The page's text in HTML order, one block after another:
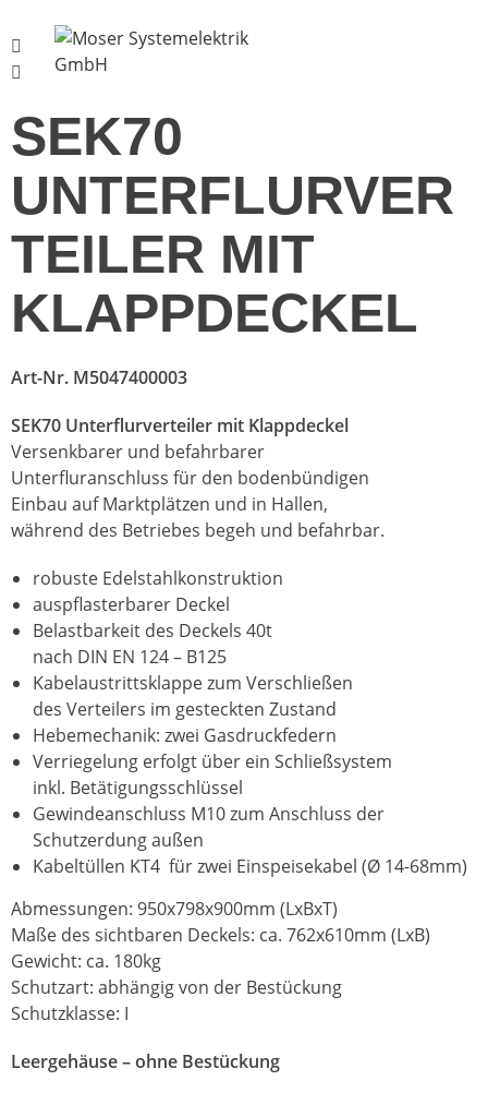
SEK70
UNTERFLURVER
TEILER MIT
KLAPPDECKEL
Art-Nr. M5047400003
SEK70 Unterflurverteiler mit Klappdeckel
Versenkbarer und befahrbarer
Unterfluranschluss für den bodenbündigen
Einbau auf Marktplätzen und in Hallen,
während des Betriebes begeh und befahrbar.
robuste Edelstahlkonstruktion
auspflasterbarer Deckel
Belastbarkeit des Deckels 40t
nach DIN EN 124 – B125
Kabelaustrittsklappe zum Verschließen
des Verteilers im gesteckten Zustand
Hebemechanik: zwei Gasdruckfedern
Verriegelung erfolgt über ein Schließsystem
inkl. Betätigungsschlüssel
Gewindeanschluss M10 zum Anschluss der
Schutzerdung außen
Kabeltüllen KT4 für zwei Einspeisekabel (Ø 14-68mm)
Abmessungen: 950x798x900mm (LxBxT)
Maße des sichtbaren Deckels: ca. 762x610mm (LxB)
Gewicht: ca. 180kg
Schutzart: abhängig von der Bestückung
Schutzklasse: I
Leergehäuse – ohne Bestückung